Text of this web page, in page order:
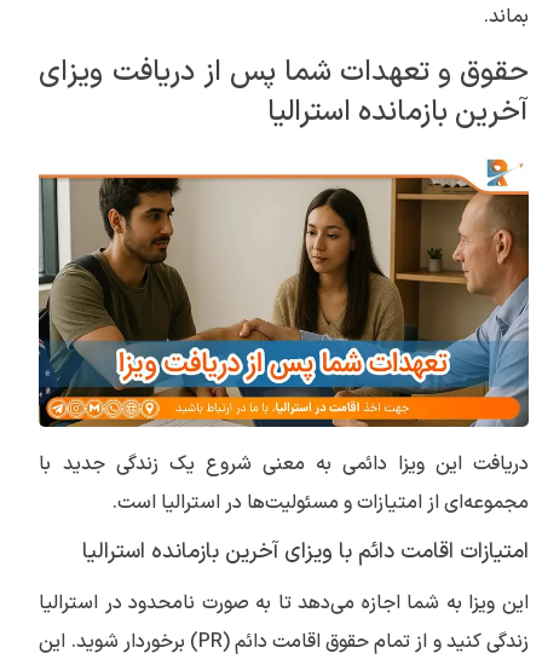
بماند.
حقوق و تعهدات شما پس از دریافت ویزای
آخرین بازمانده استرالیا
دریافت این ویزا دائمی به معنی شروع یک زندگی جدید با
مجموعه‌ای از امتیازات و مسئولیت‌ها در استرالیا است.
امتیازات اقامت دائم با ویزای آخرین بازمانده استرالیا
این ویزا به شما اجازه می‌دهد تا به صورت نامحدود در استرالیا
زندگی کنید و از تمام حقوق اقامت دائم (PR) برخوردار شوید. این